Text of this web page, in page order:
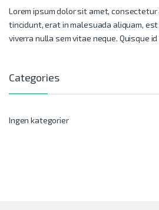
Lorem ipsum dolor sit amet, consectetur
tincidunt, erat in malesuada aliquam,
viverra nulla sem vitae neque. Quisque
Categories
Ingen kategorier